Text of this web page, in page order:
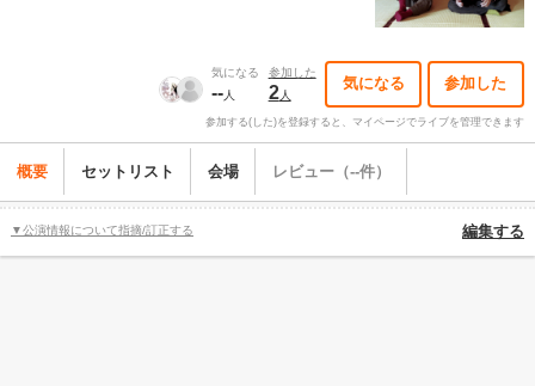
気になる
--人
参加した
2人
気になる 参加した
参加する(した)を登録すると、マイページでライブを管理できます
概要 セットリスト 会場 レビュー（--件）
▼公演情報について指摘/訂正する 編集する